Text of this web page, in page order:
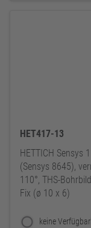
HET417-13
HETTICH Sensys
(Sensys 8645),
110°, THS-
Fix (ø 10 x 6)
keine